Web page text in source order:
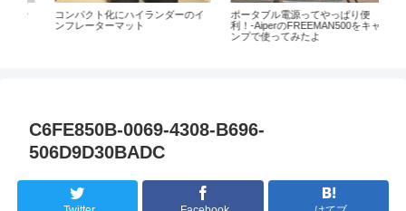
ポータブル電源ってやっぱり便
利！-AiperのFREEMAN500をキャ
1歳児とキャンプを楽しむ
C6FE850B-0069-4308-B696-
506D9D30BADC